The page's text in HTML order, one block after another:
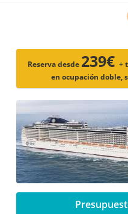
Reserva desde 239€ +
en ocupación doble,